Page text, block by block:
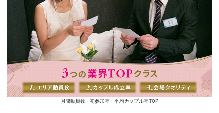
月間動員数・初参加率・平均カップル率TOP